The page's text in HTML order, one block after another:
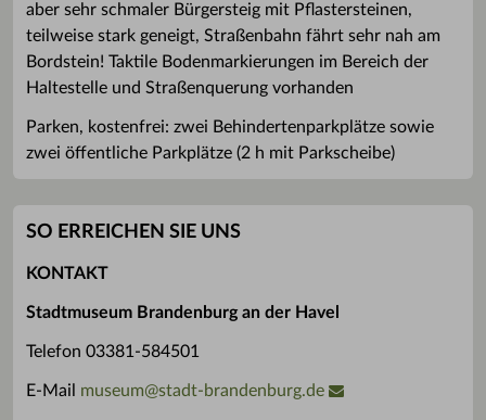
aber sehr schmaler Bürgersteig mit Pflastersteinen,
teilweise stark geneigt, Straßenbahn fährt sehr nah am
Bordstein! Taktile Bodenmarkierungen im Bereich der
Haltestelle und Straßenquerung vorhanden
Parken, kostenfrei: zwei Behindertenparkplätze sowie
zwei öffentliche Parkplätze (2 h mit Parkscheibe)
SO ERREICHEN SIE UNS
KONTAKT
Stadtmuseum Brandenburg an der Havel
Telefon 03381-584501
E-Mail museum@stadt-brandenburg.de